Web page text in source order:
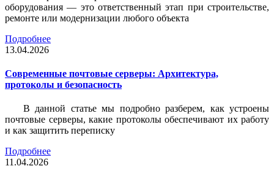
оборудования — это ответственный этап при строительстве,
ремонте или модернизации любого объекта
Подробнее
13.04.2026
Современные почтовые серверы: Архитектура,
протоколы и безопасность
В данной статье мы подробно разберем, как устроены
почтовые серверы, какие протоколы обеспечивают их работу
и как защитить переписку
Подробнее
11.04.2026